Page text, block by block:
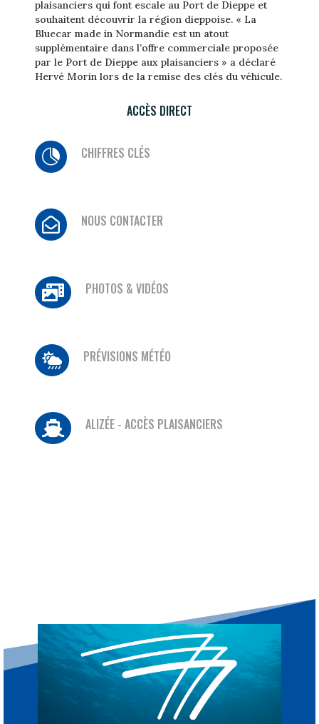
plaisanciers qui font escale au Port de Dieppe et
souhaitent découvrir la région dieppoise. « La
Bluecar made in Normandie est un atout
supplémentaire dans l’offre commerciale proposée
par le Port de Dieppe aux plaisanciers » a déclaré
Hervé Morin lors de la remise des clés du véhicule.
ACCÈS DIRECT
 CHIFFRES CLÉS
 NOUS CONTACTER
 PHOTOS & VIDÉOS
 PRÉVISIONS MÉTÉO
 ALIZÉE - ACCÈS PLAISANCIERS